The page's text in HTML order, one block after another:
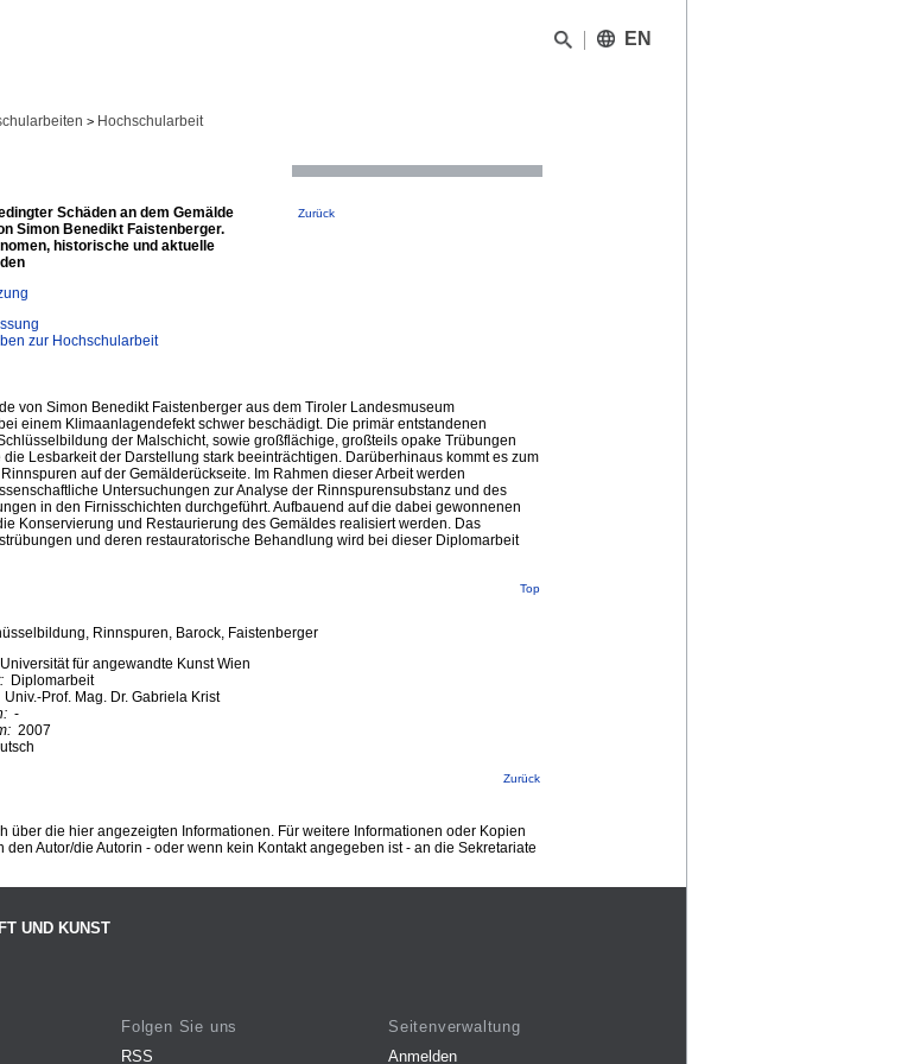
EN
> Hochschularbeit
Schäden an dem Gemälde
Simon Benedikt Faistenberger.
historische und aktuelle
Zurück
zur Hochschularbeit
von Simon Benedikt Faistenberger aus dem Tiroler Landesmuseum
einem Klimaanlagendefekt schwer beschädigt. Die primär entstandenen
der Malschicht, sowie großflächige, großteils opake Trübungen
Lesbarkeit der Darstellung stark beeinträchtigen. Darüberhinaus kommt es zum
auf der Gemälderückseite. Im Rahmen dieser Arbeit werden
Untersuchungen zur Analyse der Rinnspurensubstanz und des
in den Firnisschichten durchgeführt. Aufbauend auf die dabei gewonnenen
Konservierung und Restaurierung des Gemäldes realisiert werden. Das
und deren restauratorische Behandlung wird bei dieser Diplomarbeit
Top
Rinnspuren, Barock, Faistenberger
Universität für angewandte Kunst Wien
Diplomarbeit
Univ.-Prof. Mag. Dr. Gabriela Krist
-
2007
Zurück
über die hier angezeigten Informationen. Für weitere Informationen oder Kopien
Autor/die Autorin - oder wenn kein Kontakt angegeben ist - an die Sekretariate
UND KUNST
Folgen Sie uns
RSS
Seitenverwaltung
Anmelden